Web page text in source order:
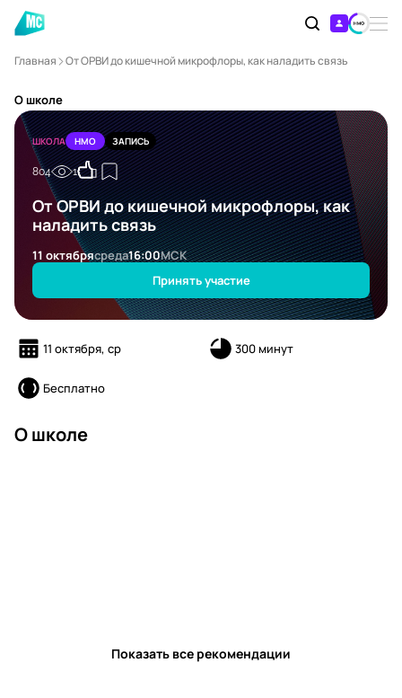
Главная От ОРВИ до кишечной микрофлоры, как наладить связь
О школе
ШКОЛА НМО ЗАПИСЬ
804 1
От ОРВИ до кишечной микрофлоры, как
наладить связь
11 октябрясреда16:00МСК
Принять участие
11 октября, ср 300 минут
Бесплатно
О школе
Показать все рекомендации